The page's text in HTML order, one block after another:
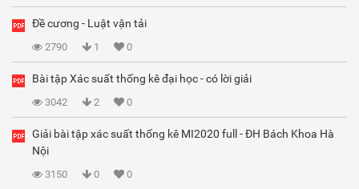
Đề cương - Luật vận tải
2790 1 0
Bài tập Xác suất thống kê đại học - có lời giải
3042 2 0
Giải bài tập xác suất thống kê MI2020 full - ĐH Bách Khoa Hà
Nội
3150 0 0